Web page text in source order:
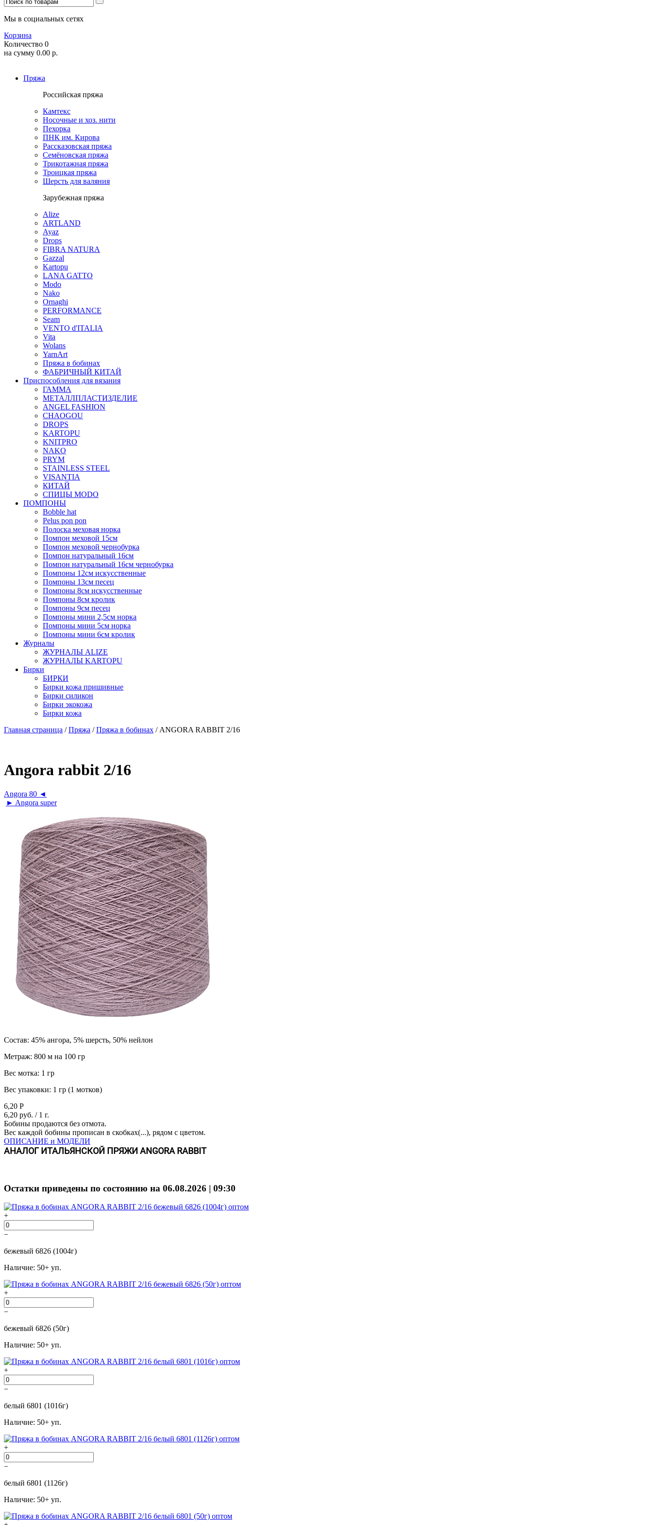
Мы в социальных сетях
Корзина
Количество 0
на сумму 0.00 р.
Пряжа
Российская пряжа
Камтекс
Носочные и хоз. нити
Пехорка
ПНК им. Кирова
Рассказовская пряжа
Семёновская пряжа
Трикотажная пряжа
Троицкая пряжа
Шерсть для валяния
Зарубежная пряжа
Alize
ARTLAND
Ayaz
Drops
FIBRA NATURA
Gazzal
Kartopu
LANA GATTO
Modo
Nako
Ornaghi
PERFORMANCE
Seam
VENTO d'ITALIA
Vita
Wolans
YarnArt
Пряжа в бобинах
ФАБРИЧНЫЙ КИТАЙ
Приспособления для вязания
ГАММА
МЕТАЛЛПЛАСТИЗДЕЛИЕ
ANGEL FASHION
CHAOGOU
DROPS
KARTOPU
KNITPRO
NAKO
PRYM
STAINLESS STEEL
VISANTIA
КИТАЙ
СПИЦЫ MODO
ПОМПОНЫ
Bobble hat
Pelus pon pon
Полоска меховая норка
Помпон меховой 15см
Помпон меховой чернобурка
Помпон натуральный 16см
Помпон натуральный 16см чернобурка
Помпоны 12см искусственные
Помпоны 13см песец
Помпоны 8см искусственные
Помпоны 8см кролик
Помпоны 9см песец
Помпоны мини 2,5см норка
Помпоны мини 5см норка
Помпоны мини 6см кролик
Журналы
ЖУРНАЛЫ ALIZE
ЖУРНАЛЫ KARTOPU
Бирки
БИРКИ
Бирки кожа пришивные
Бирки силикон
Бирки экокожа
Бирки кожа
Главная страница /Пряжа /Пряжа в бобинах / ANGORA RABBIT 2/16
Angora rabbit 2/16
Angora 80 ◄
► Angora super
Состав: 45% ангора, 5% шерсть, 50% нейлон
Метраж: 800 м на 100 гр
Вес мотка: 1 гр
Вес упаковки: 1 гр (1 мотков)
6,20 Р
6,20 руб. / 1 г.
Бобины продаются без отмота.
Вес каждой бобины прописан в скобках(...), рядом с цветом.
ОПИСАНИЕ и МОДЕЛИ
АНАЛОГ ИТАЛЬЯНСКОЙ ПРЯЖИ ANGORA RABBIT
Остатки приведены по состоянию на 06.08.2026 | 09:30
+
−
бежевый 6826 (1004г)
Наличие: 50+ уп.
+
−
бежевый 6826 (50г)
Наличие: 50+ уп.
+
−
белый 6801 (1016г)
Наличие: 50+ уп.
+
−
белый 6801 (1126г)
Наличие: 50+ уп.